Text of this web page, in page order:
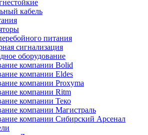
кабель
питания
сигнализация
оборудование
компании Bolid
компании Eldes
компании Proxyma
компании Ritm
компании Теко
компании Магистраль
компании Сибирский Арсенал